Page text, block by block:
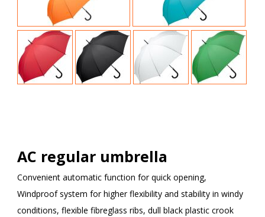
AC regular umbrella
Convenient automatic function for quick opening,
Windproof system for higher flexibility and stability in windy
conditions, flexible fibreglass ribs, dull black plastic crook